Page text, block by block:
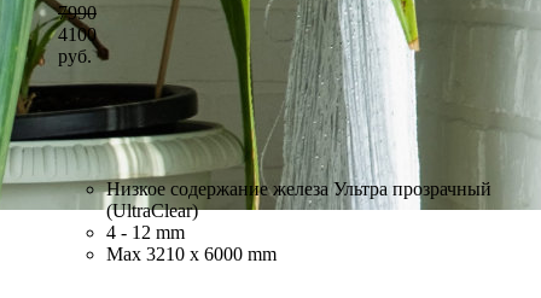
7990
4100
руб.
Низкое содержание железа Ультра прозрачный
(UltraClear)
4 - 12 mm
Max 3210 x 6000 mm